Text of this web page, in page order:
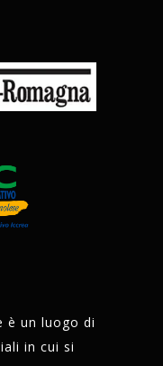
è un luogo di
in cui si